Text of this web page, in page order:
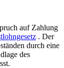
auf Zahlung
. Der
durch eine
des